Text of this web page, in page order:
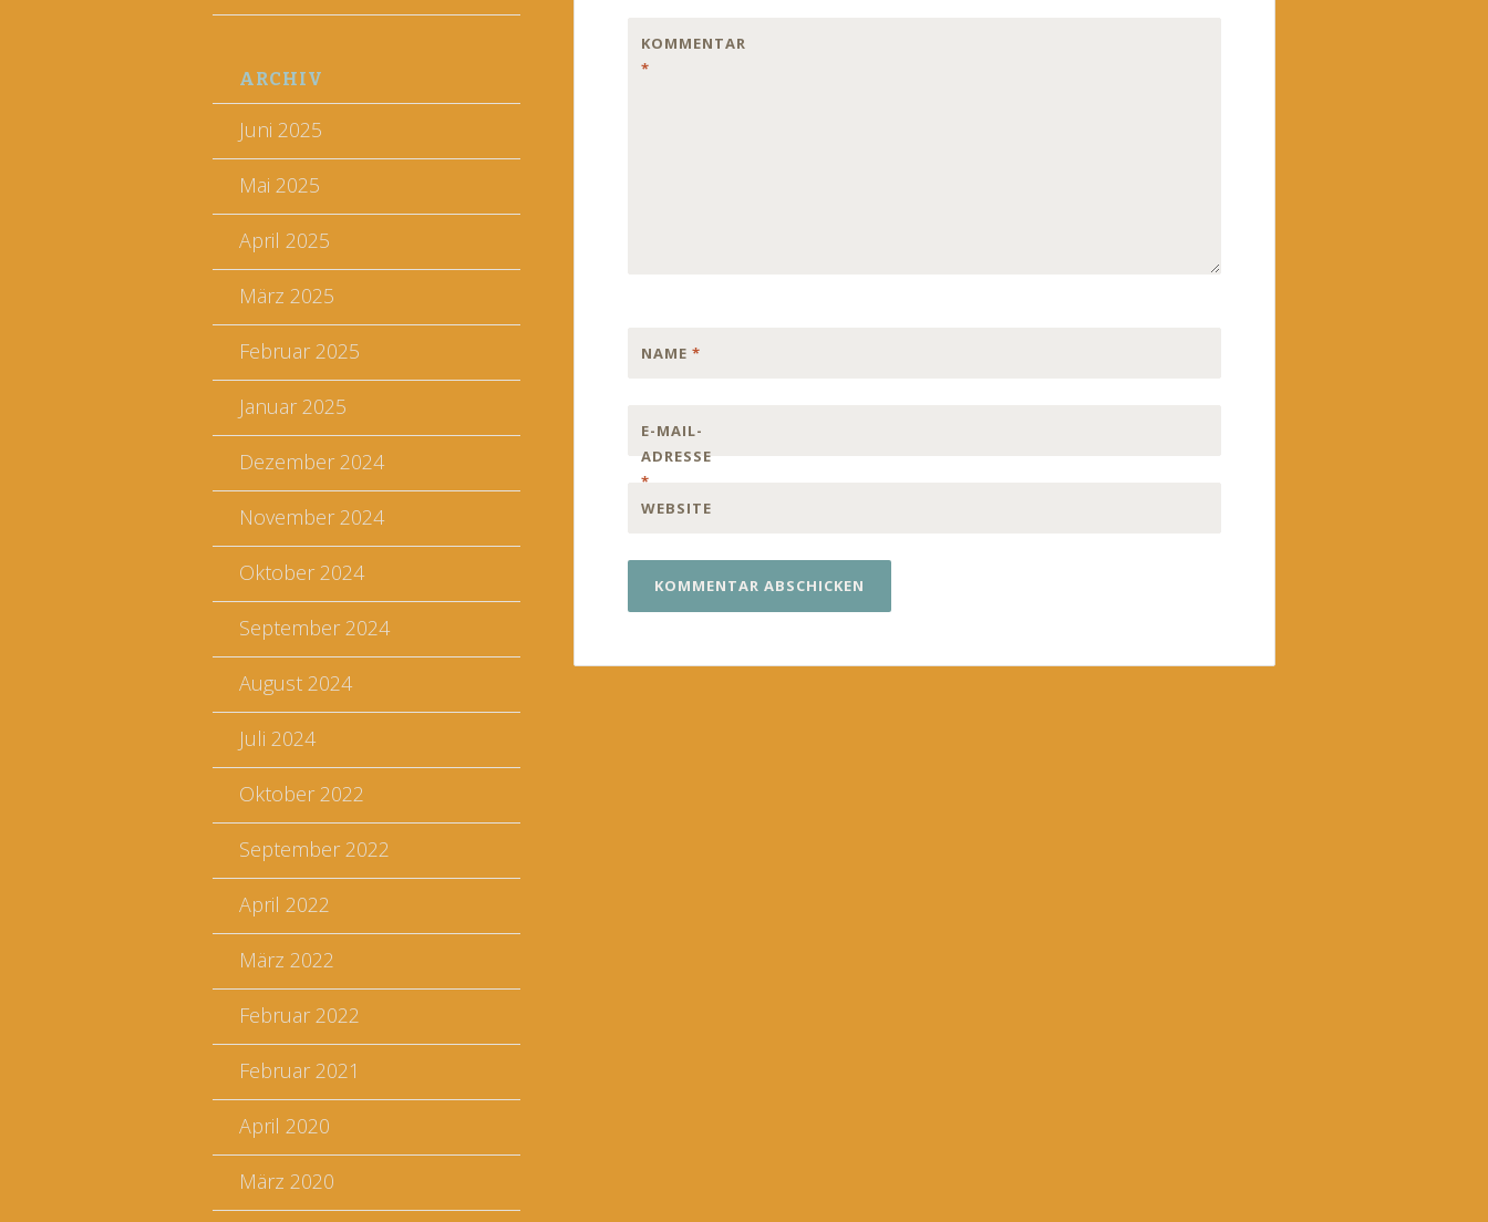
ARCHIV
Juni 2025
Mai 2025
April 2025
März 2025
Februar 2025
Januar 2025
Dezember 2024
November 2024
Oktober 2024
September 2024
August 2024
Juli 2024
Oktober 2022
September 2022
April 2022
März 2022
Februar 2022
Februar 2021
April 2020
März 2020
KOMMENTAR
*
NAME*
E-MAIL-
ADRESSE
*
WEBSITE